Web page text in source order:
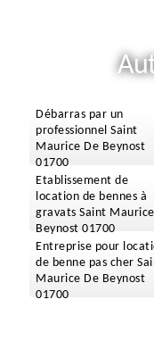
Débarras par un
professionnel Saint
Maurice De Beynost
01700
Etablissement de
location de bennes à
gravats Saint
Beynost 01700
Entreprise pour
de benne pas cher
Maurice De Beynost
01700